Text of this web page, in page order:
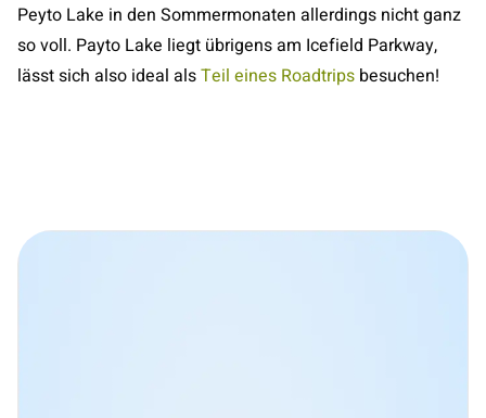
Peyto Lake in den Sommermonaten allerdings nicht ganz
so voll. Payto Lake liegt übrigens am Icefield Parkway,
lässt sich also ideal alsTeil eines Roadtrips besuchen!